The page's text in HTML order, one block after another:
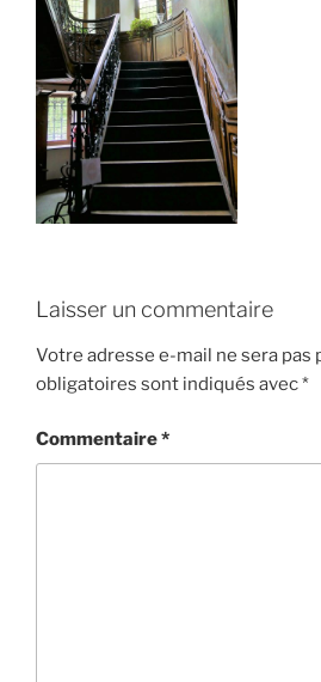
Laisser un commentaire
Votre adresse e-mail ne sera pas
obligatoires sont indiqués avec*
Commentaire*